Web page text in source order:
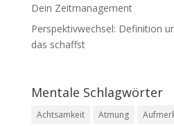
Dein Zeitmanagement
Perspektivwechsel: Definition
das schaffst
Mentale Schlagwörter
Achtsamkeit Atmung